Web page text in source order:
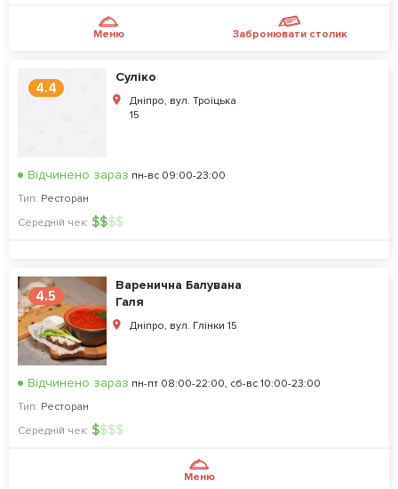
Меню Забронювати столик
4.4
Суліко
Дніпро, вул. Троїцька
15
Відчинено зараз пн-вс 09:00-23:00
Тип: Ресторан
Середній чек: $$$$
4.5
Варенична Балувана
Галя
Дніпро, вул. Глінки 15
Відчинено зараз пн-пт 08:00-22:00, сб-вс 10:00-23:00
Тип: Ресторан
Середній чек: $$$$
Меню